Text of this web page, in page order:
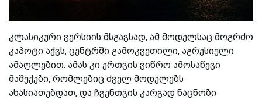
კლასიკური ვერსიის მსგავსად, ამ მოდელსაც მოგრძო
კაპოტი აქვს, ცენტრში გამოკვეთილი, აგრესიული
ამაღლებით. ამას კი ერთვის ვიწრო ამოსაწევი
მაშუქები, რომლებიც ძველ მოდელებს
ახასიათებდათ, და ჩვენთვის კარგად ნაცნობი